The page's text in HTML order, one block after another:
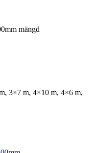
mängd
3×7 m, 4×10 m, 4×6 m,